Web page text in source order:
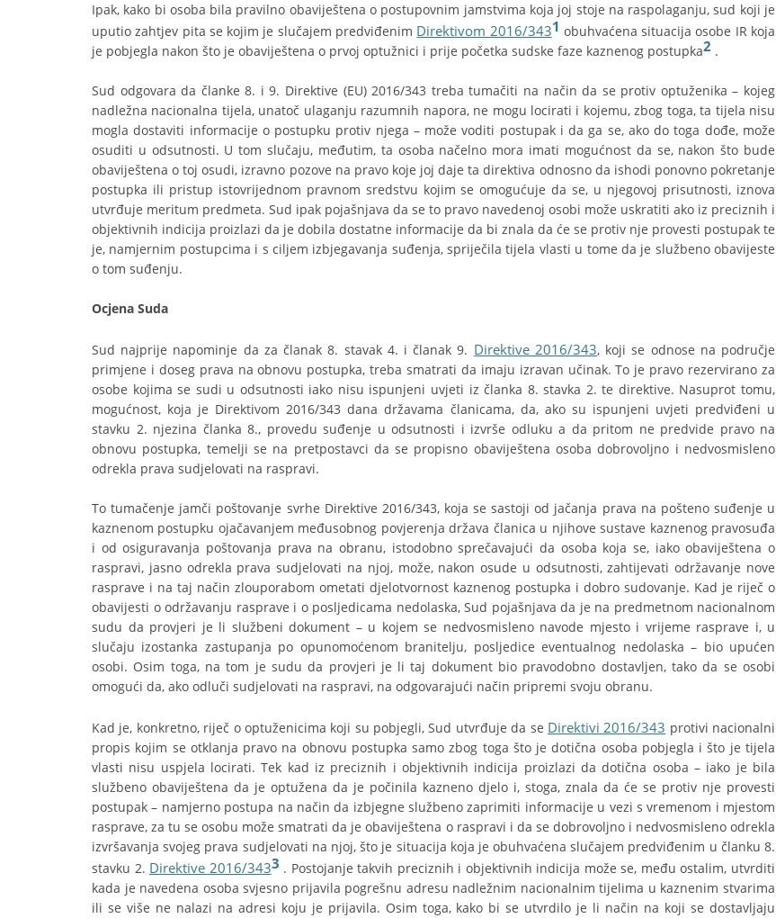
Ipak, kako bi osoba bila pravilno obaviještena o postupovnim jamstvima koja joj stoje na raspolaganju, sud koji je
uputio zahtjev pita se kojim je slučajem predviđenim Direktivom 2016/3431 obuhvaćena situacija osobe IR koja
je pobjegla nakon što je obaviještena o prvoj optužnici i prije početka sudske faze kaznenog postupka2 .
Sud odgovara da članke 8. i 9. Direktive (EU) 2016/343 treba tumačiti na način da se protiv optuženika – kojeg
nadležna nacionalna tijela, unatoč ulaganju razumnih napora, ne mogu locirati i kojemu, zbog toga, ta tijela nisu
mogla dostaviti informacije o postupku protiv njega – može voditi postupak i da ga se, ako do toga dođe, može
osuditi u odsutnosti. U tom slučaju, međutim, ta osoba načelno mora imati mogućnost da se, nakon što bude
obaviještena o toj osudi, izravno pozove na pravo koje joj daje ta direktiva odnosno da ishodi ponovno pokretanje
postupka ili pristup istovrijednom pravnom sredstvu kojim se omogućuje da se, u njegovoj prisutnosti, iznova
utvrđuje meritum predmeta. Sud ipak pojašnjava da se to pravo navedenoj osobi može uskratiti ako iz preciznih i
objektivnih indicija proizlazi da je dobila dostatne informacije da bi znala da će se protiv nje provesti postupak te
je, namjernim postupcima i s ciljem izbjegavanja suđenja, spriječila tijela vlasti u tome da je službeno obavijeste
o tom suđenju.
Ocjena Suda
Sud najprije napominje da za članak 8. stavak 4. i članak 9. Direktive 2016/343, koji se odnose na područje
primjene i doseg prava na obnovu postupka, treba smatrati da imaju izravan učinak. To je pravo rezervirano za
osobe kojima se sudi u odsutnosti iako nisu ispunjeni uvjeti iz članka 8. stavka 2. te direktive. Nasuprot tomu,
mogućnost, koja je Direktivom 2016/343 dana državama članicama, da, ako su ispunjeni uvjeti predviđeni u
stavku 2. njezina članka 8., provedu suđenje u odsutnosti i izvrše odluku a da pritom ne predvide pravo na
obnovu postupka, temelji se na pretpostavci da se propisno obaviještena osoba dobrovoljno i nedvosmisleno
odrekla prava sudjelovati na raspravi.
To tumačenje jamči poštovanje svrhe Direktive 2016/343, koja se sastoji od jačanja prava na pošteno suđenje u
kaznenom postupku ojačavanjem međusobnog povjerenja država članica u njihove sustave kaznenog pravosuđa
i od osiguravanja poštovanja prava na obranu, istodobno sprečavajući da osoba koja se, iako obaviještena o
raspravi, jasno odrekla prava sudjelovati na njoj, može, nakon osude u odsutnosti, zahtijevati održavanje nove
rasprave i na taj način zlouporabom ometati djelotvornost kaznenog postupka i dobro sudovanje. Kad je riječ o
obavijesti o održavanju rasprave i o posljedicama nedolaska, Sud pojašnjava da je na predmetnom nacionalnom
sudu da provjeri je li službeni dokument – u kojem se nedvosmisleno navode mjesto i vrijeme rasprave i, u
slučaju izostanka zastupanja po opunomoćenom branitelju, posljedice eventualnog nedolaska – bio upućen
osobi. Osim toga, na tom je sudu da provjeri je li taj dokument bio pravodobno dostavljen, tako da se osobi
omogući da, ako odluči sudjelovati na raspravi, na odgovarajući način pripremi svoju obranu.
Kad je, konkretno, riječ o optuženicima koji su pobjegli, Sud utvrđuje da se Direktivi 2016/343 protivi nacionalni
propis kojim se otklanja pravo na obnovu postupka samo zbog toga što je dotična osoba pobjegla i što je tijela
vlasti nisu uspjela locirati. Tek kad iz preciznih i objektivnih indicija proizlazi da dotična osoba – iako je bila
službeno obaviještena da je optužena da je počinila kazneno djelo i, stoga, znala da će se protiv nje provesti
postupak – namjerno postupa na način da izbjegne službeno zaprimiti informacije u vezi s vremenom i mjestom
rasprave, za tu se osobu može smatrati da je obaviještena o raspravi i da se dobrovoljno i nedvosmisleno odrekla
izvršavanja svojeg prava sudjelovati na njoj, što je situacija koja je obuhvaćena slučajem predviđenim u članku 8.
stavku 2. Direktive 2016/3433 . Postojanje takvih preciznih i objektivnih indicija može se, među ostalim, utvrditi
kada je navedena osoba svjesno prijavila pogrešnu adresu nadležnim nacionalnim tijelima u kaznenim stvarima
ili se više ne nalazi na adresi koju je prijavila. Osim toga, kako bi se utvrdilo je li način na koji se dostavljaju